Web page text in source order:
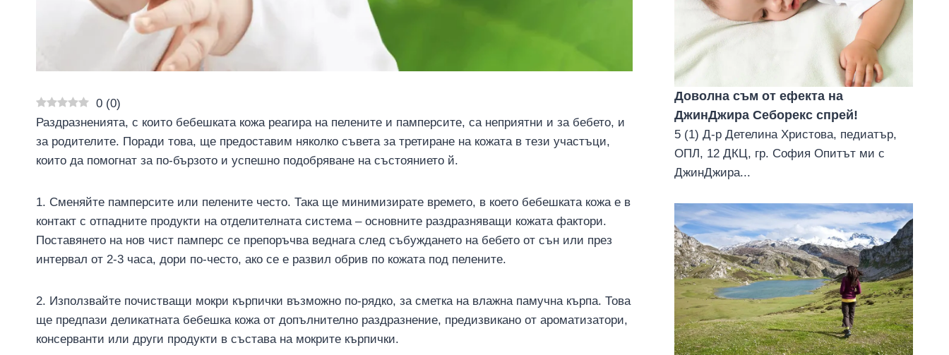
0 (0)
Раздразненията, с които бебешката кожа реагира на пелените и памперсите, са неприятни и за бебето, и
за родителите. Поради това, ще предоставим няколко съвета за третиране на кожата в тези участъци,
които да помогнат за по-бързото и успешно подобряване на състоянието й.
1. Сменяйте памперсите или пелените често. Така ще минимизирате времето, в което бебешката кожа е в
контакт с отпадните продукти на отделителната система – основните раздразняващи кожата фактори.
Поставянето на нов чист памперс се препоръчва веднага след събуждането на бебето от сън или през
интервал от 2-3 часа, дори по-често, ако се е развил обрив по кожата под пелените.
2. Използвайте почистващи мокри кърпички възможно по-рядко, за сметка на влажна памучна кърпа. Това
ще предпази деликатната бебешка кожа от допълнително раздразнение, предизвикано от ароматизатори,
консерванти или други продукти в състава на мокрите кърпички.
Доволна съм от ефекта на
ДжинДжира Себорекс спрей!
5 (1) Д-р Детелина Христова, педиатър,
ОПЛ, 12 ДКЦ, гр. София Опитът ми с
ДжинДжира...